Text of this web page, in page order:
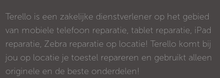
Terello is een zakelijke dienstverlener op het gebied
van mobiele telefoon reparatie, tablet reparatie, iPad
reparatie, Zebra reparatie op locatie! Terello komt bij
jou op locatie je toestel repareren en gebruikt alleen
originele en de beste onderdelen!